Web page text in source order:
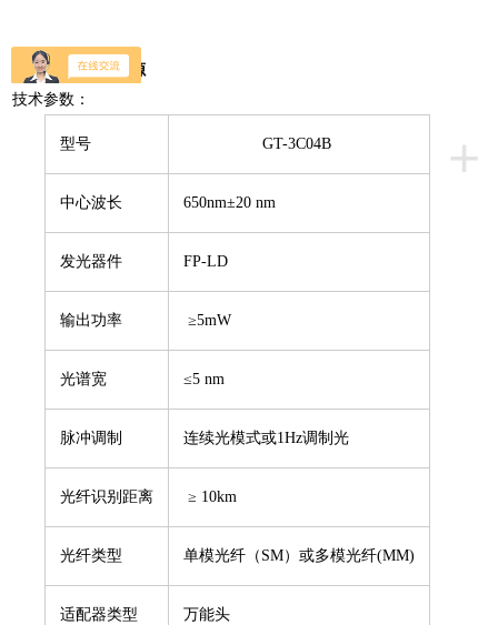
GT-3C04B红光光源
技术参数：
+
型号 GT-3C04B
中心波长 650nm±20 nm
发光器件 FP-LD
输出功率 ≥5mW
光谱宽 ≤5 nm
脉冲调制 连续光模式或1Hz调制光
光纤识别距离 ≥ 10km
光纤类型 单模光纤（SM）或多模光纤(MM)
适配器类型 万能头